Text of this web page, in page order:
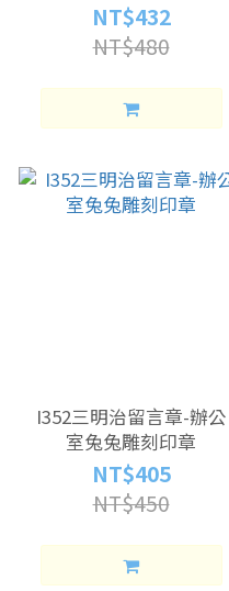
NT$432
NT$480
I352三明治留言章-辦公
室兔兔雕刻印章
NT$405
NT$450